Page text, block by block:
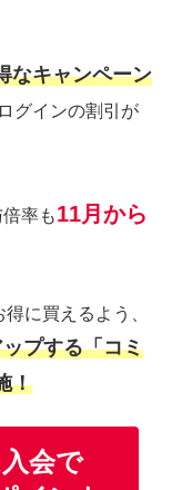
なキャンペーン
グインの割引が
率も11月から
に買えるよう、
プする「コミ
！
会で